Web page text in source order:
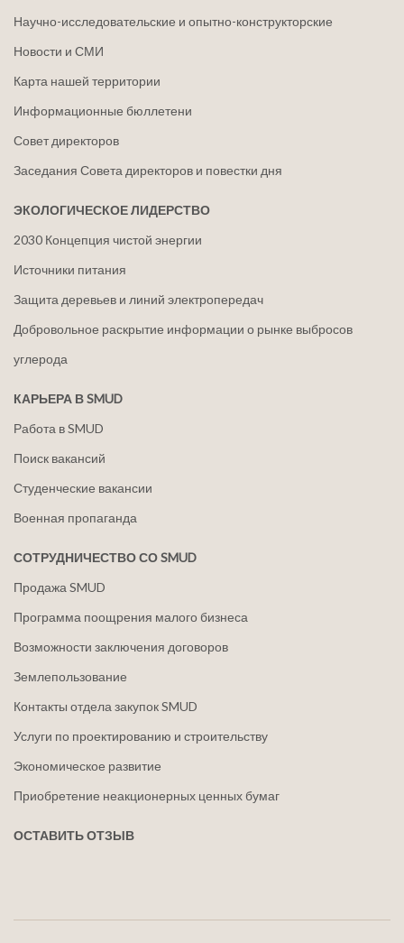
Научно-исследовательские и опытно-конструкторские
Новости и СМИ
Карта нашей территории
Информационные бюллетени
Совет директоров
Заседания Совета директоров и повестки дня
ЭКОЛОГИЧЕСКОЕ ЛИДЕРСТВО
2030 Концепция чистой энергии
Источники питания
Защита деревьев и линий электропередач
Добровольное раскрытие информации о рынке выбросов
углерода
КАРЬЕРА В SMUD
Работа в SMUD
Поиск вакансий
Студенческие вакансии
Военная пропаганда
СОТРУДНИЧЕСТВО СО SMUD
Продажа SMUD
Программа поощрения малого бизнеса
Возможности заключения договоров
Землепользование
Контакты отдела закупок SMUD
Услуги по проектированию и строительству
Экономическое развитие
Приобретение неакционерных ценных бумаг
ОСТАВИТЬ ОТЗЫВ